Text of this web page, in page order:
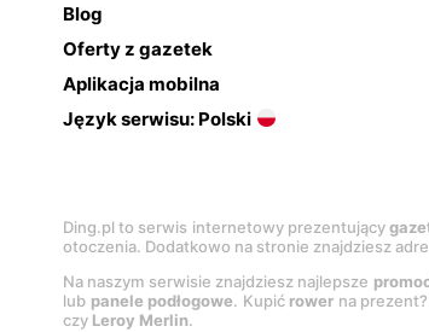
Blog
Oferty z gazetek
Aplikacja mobilna
Język serwisu: Polski
Ding.pl to serwis internetowy prezentujący
otoczenia. Dodatkowo na stronie znajdziesz
Na naszym serwisie znajdziesz najlepsze
lub panele podłogowe. Kupić rower na
czy Leroy Merlin.